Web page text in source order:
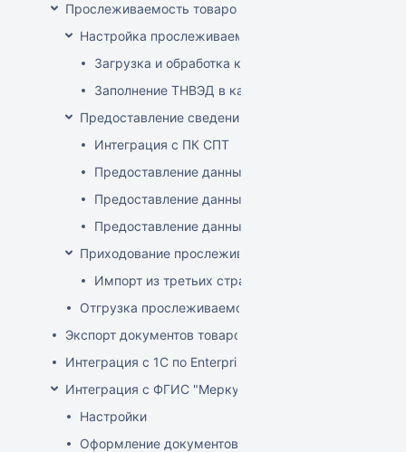
Прослеживаемость товаров
Настройка прослеживаемости
Загрузка и обработка кодов ТН ВЭД
Заполнение ТНВЭД в карточке товара
Предоставление сведений о прослеживаемых
Интеграция с ПК СПТ
Предоставление данных по остаткам
Предоставление данных о ввозе
Предоставление данных о произведенных
Приходование прослеживаемого товара
Импорт из третьих стран (не ЕАЭС)
Отгрузка прослеживаемого товара
Экспорт документов товародвижения
Интеграция с 1С по EnterpriseData
Интеграция с ФГИС "Меркурий"
Настройки
Оформление документов с ВСД